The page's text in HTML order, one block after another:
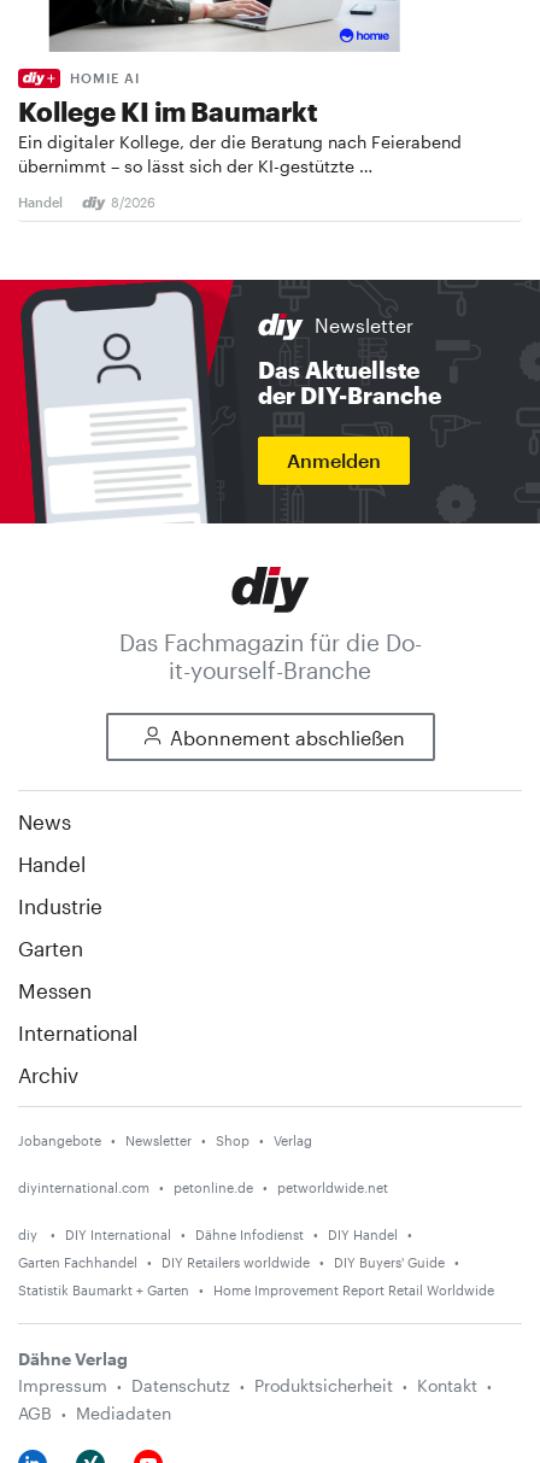
HOMIE AI
Kollege KI im Baumarkt
Ein digitaler Kollege, der die Beratung nach Feierabend
übernimmt – so lässt sich der KI-gestützte …
Handel 8/2026
Newsletter
Das Aktuellste
der DIY-Branche
Anmelden
Das Fachmagazin für die Do-
it-yourself-Branche
Abonnement abschließen
News
Handel
Industrie
Garten
Messen
International
Archiv
Jobangebote Newsletter Shop Verlag
diyinternational.com petonline.de petworldwide.net
diy DIY International Dähne Infodienst
DIY Handel
Garten Fachhandel
DIY Retailers worldwide
DIY Buyers' Guide
Statistik Baumarkt + Garten
Home Improvement Report Retail Worldwide
Dähne Verlag
Impressum
Datenschutz Produktsicherheit
Kontakt
AGB
Mediadaten